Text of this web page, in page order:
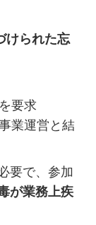
けられた忘
要求
業運営と結
要で、参加
が業務上疾